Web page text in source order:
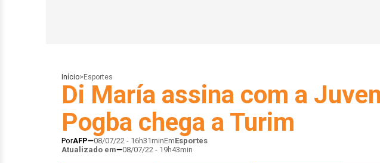
Início> Esportes
Di María assina com a
Pogba chega a Turim
PorAFP 08/07/22 - 16h31minEmEsportes
Atualizado em
08/07/22 - 19h43min